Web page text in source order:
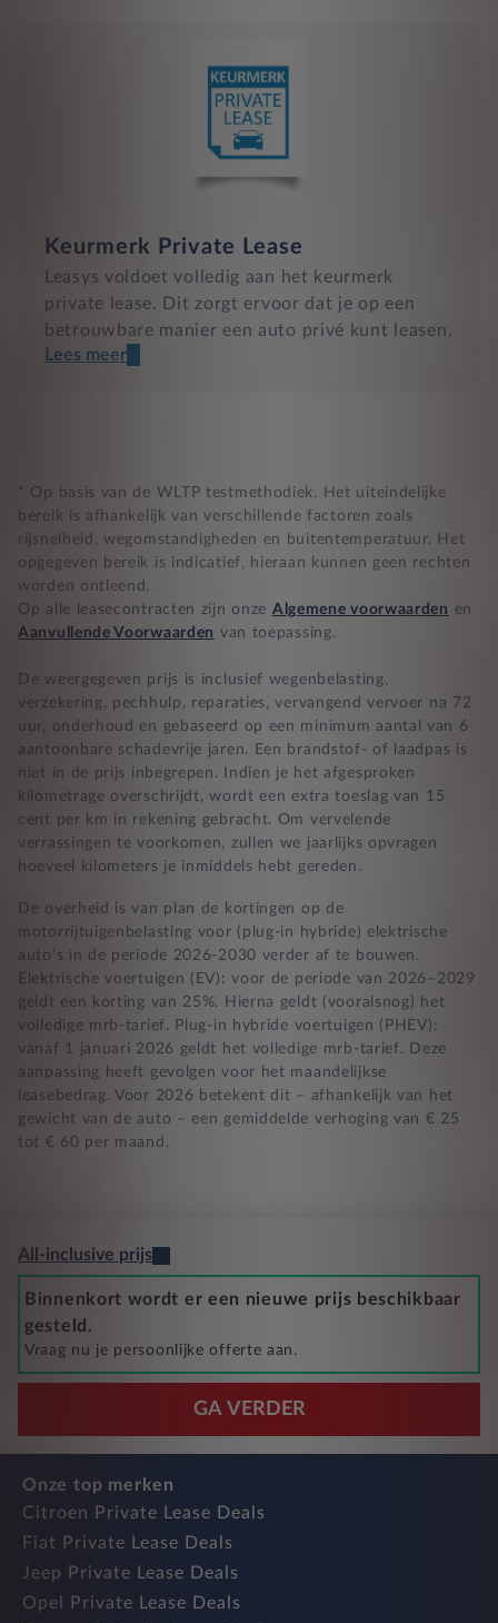
Keurmerk Private Lease
Leasys voldoet volledig aan het keurmerk
private lease. Dit zorgt ervoor dat je op een
betrouwbare manier een auto privé kunt leasen.
Nooit te hoge financiële lasten
BB 14 dagen bedenktijd
Zekerheid bij klachten
Lees meer
* Op basis van de WLTP testmethodiek. Het uiteindelijke
bereik is afhankelijk van verschillende factoren zoals
rijsnelheid, wegomstandigheden en buitentemperatuur. Het
opgegeven bereik is indicatief, hieraan kunnen geen rechten
worden ontleend.
Op alle leasecontracten zijn onze Algemene voorwaarden en
Aanvullende Voorwaarden van toepassing.
De weergegeven prijs is inclusief wegenbelasting,
verzekering, pechhulp, reparaties, vervangend vervoer na 72
uur, onderhoud en gebaseerd op een minimum aantal van 6
aantoonbare schadevrije jaren. Een brandstof- of laadpas is
niet in de prijs inbegrepen. Indien je het afgesproken
kilometrage overschrijdt, wordt een extra toeslag van 15
cent per km in rekening gebracht. Om vervelende
verrassingen te voorkomen, zullen we jaarlijks opvragen
hoeveel kilometers je inmiddels hebt gereden.
De overheid is van plan de kortingen op de
motorrijtuigenbelasting voor (plug-in hybride) elektrische
auto’s in de periode 2026-2030 verder af te bouwen.
Elektrische voertuigen (EV): voor de periode van 2026–2029
geldt een korting van 25%. Hierna geldt (vooralsnog) het
volledige mrb-tarief. Plug-in hybride voertuigen (PHEV):
vanaf 1 januari 2026 geldt het volledige mrb-tarief. Deze
aanpassing heeft gevolgen voor het maandelijkse
leasebedrag. Voor 2026 betekent dit – afhankelijk van het
gewicht van de auto – een gemiddelde verhoging van € 25
tot € 60 per maand.
All-inclusive prijs
Binnenkort wordt er een nieuwe prijs beschikbaar
gesteld.
Vraag nu je persoonlijke offerte aan.
GA VERDER
Onze top merken
Citroen Private Lease Deals
Fiat Private Lease Deals
Jeep Private Lease Deals
Opel Private Lease Deals